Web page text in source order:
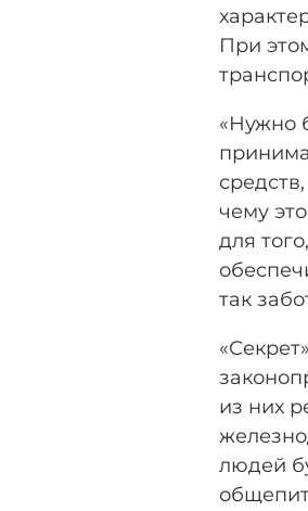
При
«Нужно
чему
для
так
«Секрет»
из них
людей